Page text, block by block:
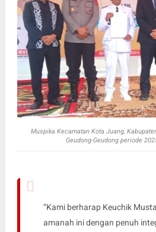
Muspika Kecamatan Kota Juang,
Geudong-Geudong periode
“Kami berharap Keuchik
amanah ini dengan penuh